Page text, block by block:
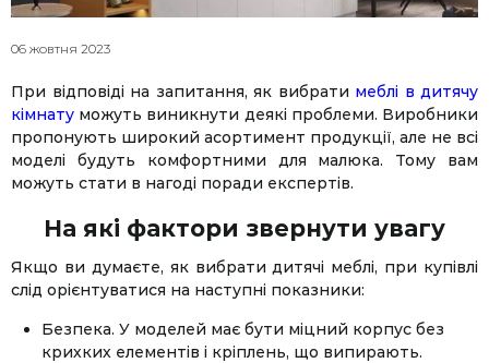
06 жовтня 2023
При відповіді на запитання, як вибрати меблі в дитячу
кімнату можуть виникнути деякі проблеми. Виробники
пропонують широкий асортимент продукції, але не всі
моделі будуть комфортними для малюка. Тому вам
можуть стати в нагоді поради експертів.
На які фактори звернути увагу
Якщо ви думаєте, як вибрати дитячі меблі, при купівлі
слід орієнтуватися на наступні показники:
Безпека. У моделей має бути міцний корпус без
крихких елементів і кріплень, що випирають.